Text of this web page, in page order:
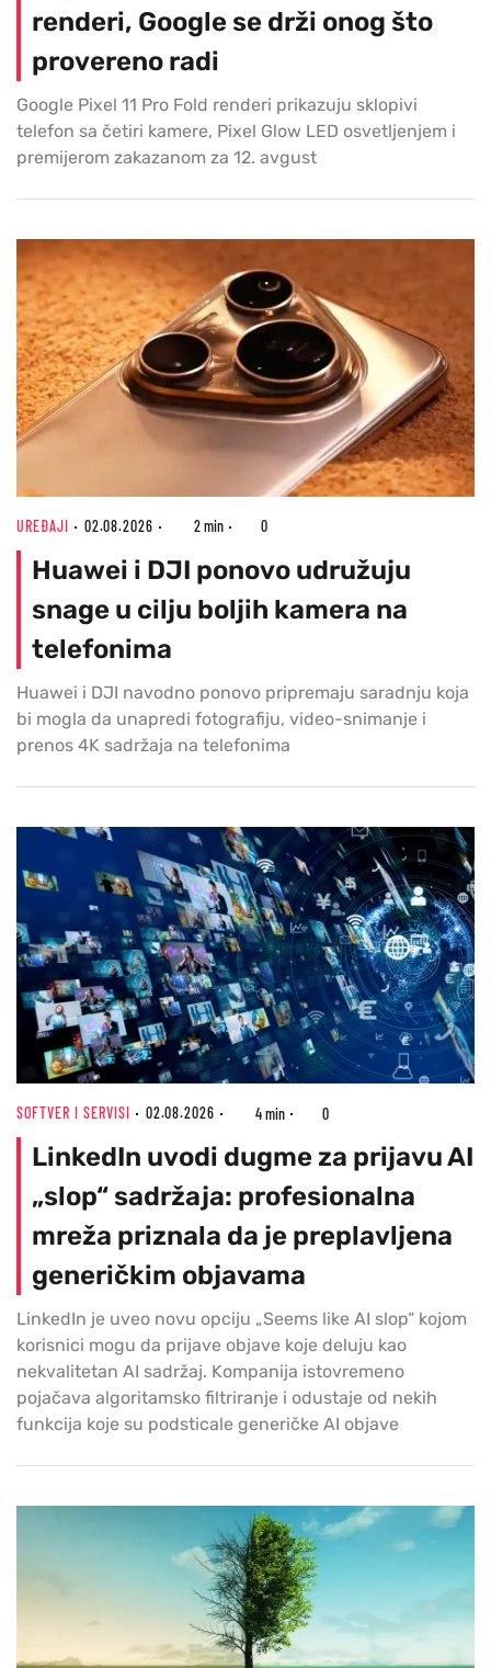
renderi, Google se drži onog što
provereno radi
Google Pixel 11 Pro Fold renderi prikazuju sklopivi
telefon sa četiri kamere, Pixel Glow LED osvetljenjem i
premijerom zakazanom za 12. avgust
UREĐAJI 02.08.2026 2 min 0
Huawei i DJI ponovo udružuju
snage u cilju boljih kamera na
telefonima
Huawei i DJI navodno ponovo pripremaju saradnju koja
bi mogla da unapredi fotografiju, video-snimanje i
prenos 4K sadržaja na telefonima
SOFTVER I SERVISI 02.08.2026 4 min 0
LinkedIn uvodi dugme za prijavu AI
„slop“ sadržaja: profesionalna
mreža priznala da je preplavljena
generičkim objavama
LinkedIn je uveo novu opciju „Seems like AI slop“ kojom
korisnici mogu da prijave objave koje deluju kao
nekvalitetan AI sadržaj. Kompanija istovremeno
pojačava algoritamsko filtriranje i odustaje od nekih
funkcija koje su podsticale generičke AI objave